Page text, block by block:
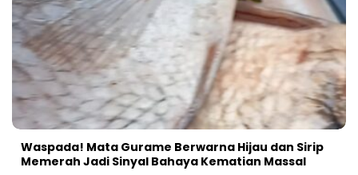
Waspada! Mata Gurame Berwarna Hijau dan Sirip
Memerah Jadi Sinyal Bahaya Kematian Massal